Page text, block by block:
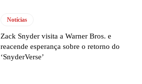
Notícias
Zack Snyder visita a Warner Bros. e
reacende esperança sobre o retorno do
‘SnyderVerse’